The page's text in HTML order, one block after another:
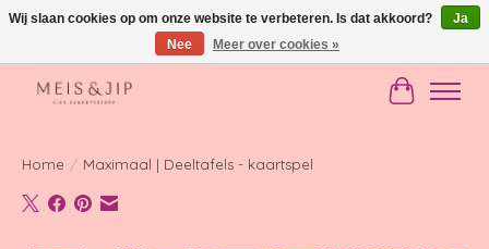
Gratis verzending in NL vanaf €150
Home / Maximaal | Deeltafels - kaartspel
Wij slaan cookies op om onze website te verbeteren. Is dat akkoord?
Ja
Nee
Meer over cookies »